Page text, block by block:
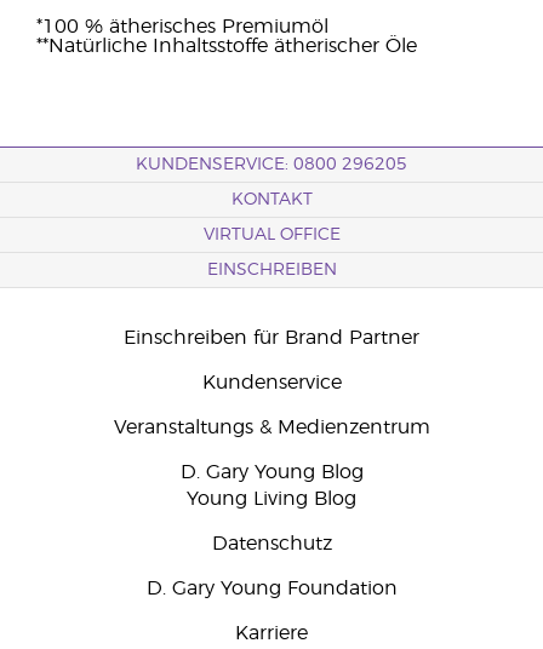
*100 % ätherisches Premiumöl
**Natürliche Inhaltsstoffe ätherischer Öle
KUNDENSERVICE: 0800 296205
KONTAKT
VIRTUAL OFFICE
EINSCHREIBEN
Einschreiben für Brand Partner
Kundenservice
Veranstaltungs & Medienzentrum
D. Gary Young Blog
Young Living Blog
Datenschutz
D. Gary Young Foundation
Karriere